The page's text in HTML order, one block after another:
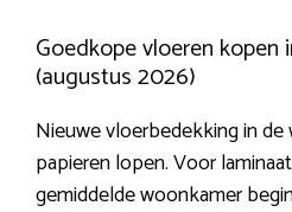
Goedkope vloeren kopen
(augustus 2026)
Nieuwe vloerbedekking in
papieren lopen. Voor
gemiddelde woonkamer